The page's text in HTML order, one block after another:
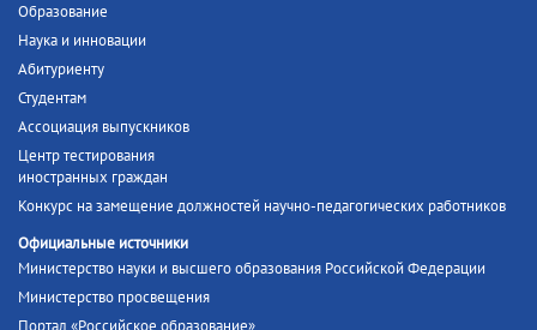
Образование
Наука и инновации
Абитуриенту
Студентам
Ассоциация выпускников
Центр тестирования
иностранных граждан
Конкурс на замещение должностей научно-педагогических работников
Официальные источники
Министерство науки и высшего образования Российской Федерации
Министерство просвещения